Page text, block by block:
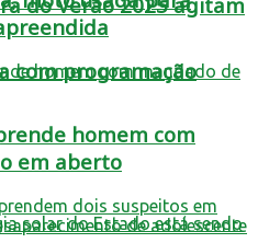
com programação
homem com
em aberto